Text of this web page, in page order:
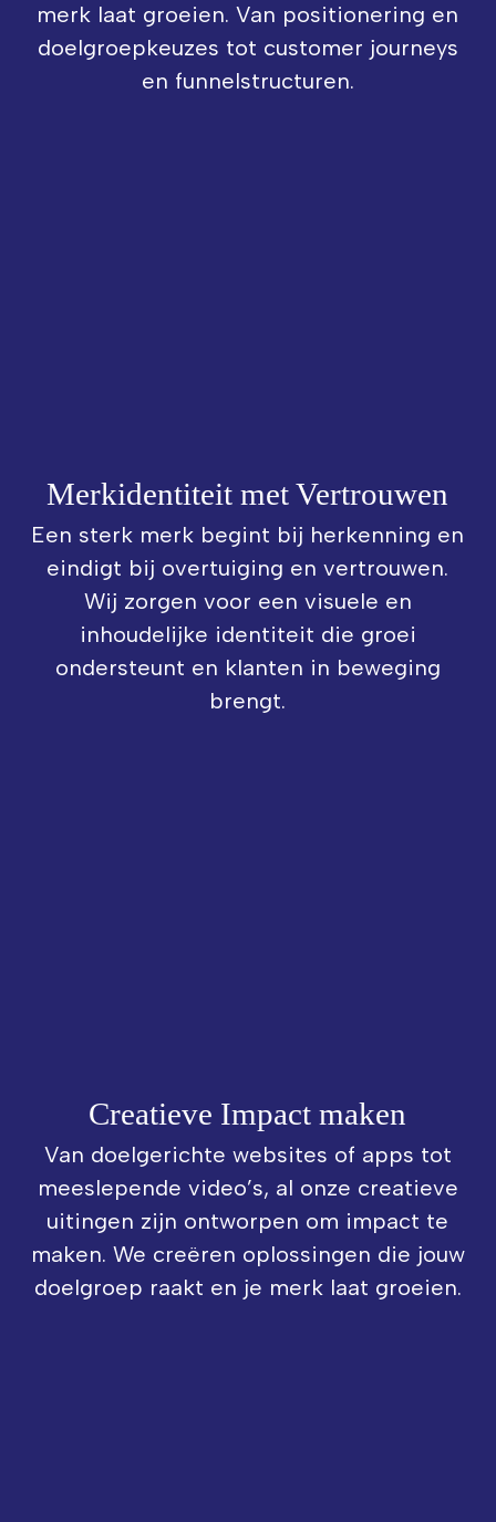
merk laat groeien. Van positionering en
doelgroepkeuzes tot customer journeys
en funnelstructuren.
Merkidentiteit met Vertrouwen
Een sterk merk begint bij herkenning en
eindigt bij overtuiging en vertrouwen.
Wij zorgen voor een visuele en
inhoudelijke identiteit die groei
ondersteunt en klanten in beweging
brengt.
Creatieve Impact maken
Van doelgerichte websites of apps tot
meeslepende video’s, al onze creatieve
uitingen zijn ontworpen om impact te
maken. We creëren oplossingen die jouw
doelgroep raakt en je merk laat groeien.